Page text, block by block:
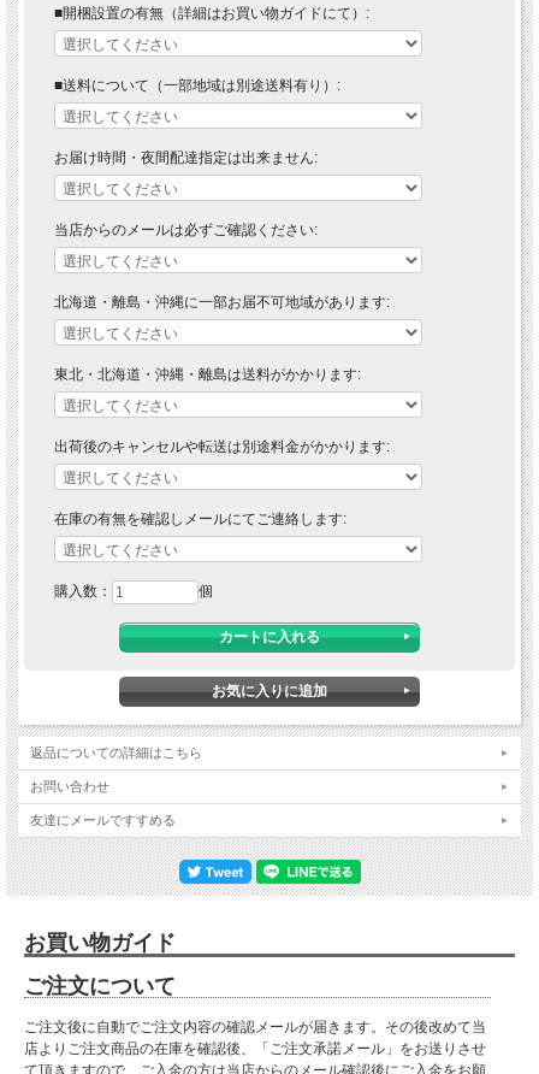
■開梱設置の有無（詳細はお買い物ガイドにて）:
■送料について（一部地域は別途送料有り）:
お届け時間・夜間配達指定は出来ません:
当店からのメールは必ずご確認ください:
北海道・離島・沖縄に一部お届不可地域があります:
東北・北海道・沖縄・離島は送料がかかります:
出荷後のキャンセルや転送は別途料金がかかります:
在庫の有無を確認しメールにてご連絡します:
購入数： 個
返品についての詳細はこちら
お問い合わせ
友達にメールですすめる
お買い物ガイド
ご注文について
ご注文後に自動でご注文内容の確認メールが届きます。その後改めて当
店よりご注文商品の在庫を確認後、「ご注文承諾メール」をお送りさせ
て頂きますので、ご入金の方は当店からのメール確認後にご入金をお願